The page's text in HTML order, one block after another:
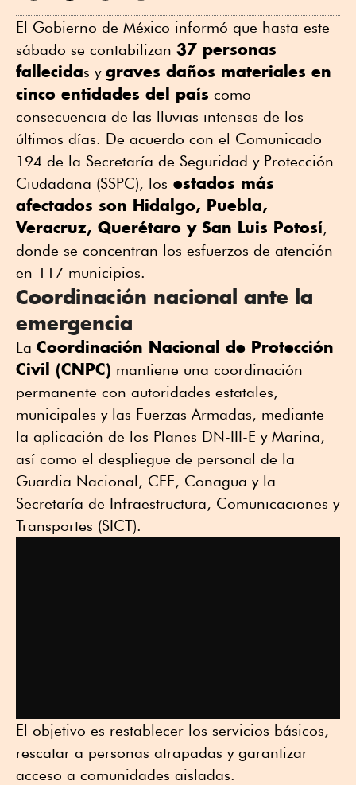
El Gobierno de México informó que hasta este
sábado se contabilizan 37 personas
fallecidas y graves daños materiales en
cinco entidades del país como
consecuencia de las lluvias intensas de los
últimos días. De acuerdo con el Comunicado
194 de la Secretaría de Seguridad y Protección
Ciudadana (SSPC), los estados más
afectados son Hidalgo, Puebla,
Veracruz, Querétaro y San Luis Potosí,
donde se concentran los esfuerzos de atención
en 117 municipios.
Coordinación nacional ante la
emergencia
La Coordinación Nacional de Protección
Civil (CNPC) mantiene una coordinación
permanente con autoridades estatales,
municipales y las Fuerzas Armadas, mediante
la aplicación de los Planes DN-III-E y Marina,
así como el despliegue de personal de la
Guardia Nacional, CFE, Conagua y la
Secretaría de Infraestructura, Comunicaciones y
Transportes (SICT).
El objetivo es restablecer los servicios básicos,
rescatar a personas atrapadas y garantizar
acceso a comunidades aisladas.